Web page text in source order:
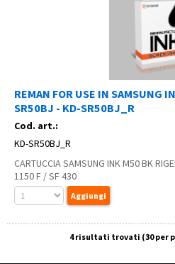
REMAN FOR USE IN SAMSUNG
SR50BJ - KD-SR50BJ_R
Cod. art.:
KD-SR50BJ_R
CARTUCCIA SAMSUNG INK M50 BK
1150 F / SF 430
4 risultati trovati (30 per